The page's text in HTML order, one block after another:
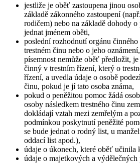
jestliže je oběť zastoupena jinou
základě zákonného zastoupení
rodičem) nebo na základě dohody
jednat jménem oběti,
poslední rozhodnutí orgánu
trestném činu nebo o jeho
písemnost nemůže oběť předložit,
činný v trestním řízení, který o
řízení, a uvedla údaje o osobě
činu, pokud je jí tato osoba známa,
pokud o peněžitou pomoc žádá
osoby následkem trestného činu
dokládají vztah mezi zemřelým a
podmínkou poskytnutí peněžité
se bude jednat o rodný list, u
oddací list apod.),
údaje o úkonech, které oběť učinila
údaje o majetkových a výdělečných